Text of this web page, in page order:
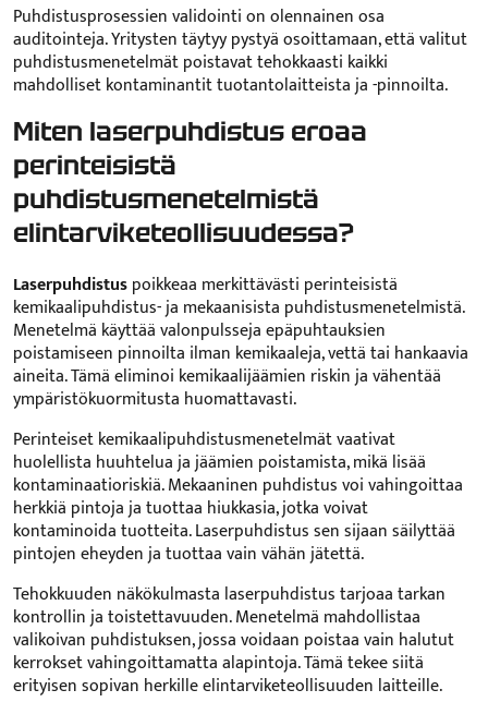
Puhdistusprosessien validointi on olennainen osa
auditointeja. Yritysten täytyy pystyä osoittamaan, että valitut
puhdistusmenetelmät poistavat tehokkaasti kaikki
mahdolliset kontaminantit tuotantolaitteista ja -pinnoilta.
Miten laserpuhdistus eroaa
perinteisistä
puhdistusmenetelmistä
elintarviketeollisuudessa?
Laserpuhdistuspoikkeaa merkittävästi perinteisistä
kemikaalipuhdistus- ja mekaanisista puhdistusmenetelmistä.
Menetelmä käyttää valonpulsseja epäpuhtauksien
poistamiseen pinnoilta ilman kemikaaleja, vettä tai hankaavia
aineita. Tämä eliminoi kemikaalijäämien riskin ja vähentää
ympäristökuormitusta huomattavasti.
Perinteiset kemikaalipuhdistusmenetelmät vaativat
huolellista huuhtelua ja jäämien poistamista, mikä lisää
kontaminaatioriskiä. Mekaaninen puhdistus voi vahingoittaa
herkkiä pintoja ja tuottaa hiukkasia, jotka voivat
kontaminoida tuotteita. Laserpuhdistus sen sijaan säilyttää
pintojen eheyden ja tuottaa vain vähän jätettä.
Tehokkuuden näkökulmasta laserpuhdistus tarjoaa tarkan
kontrollin ja toistettavuuden. Menetelmä mahdollistaa
valikoivan puhdistuksen, jossa voidaan poistaa vain halutut
kerrokset vahingoittamatta alapintoja. Tämä tekee siitä
erityisen sopivan herkille elintarviketeollisuuden laitteille.